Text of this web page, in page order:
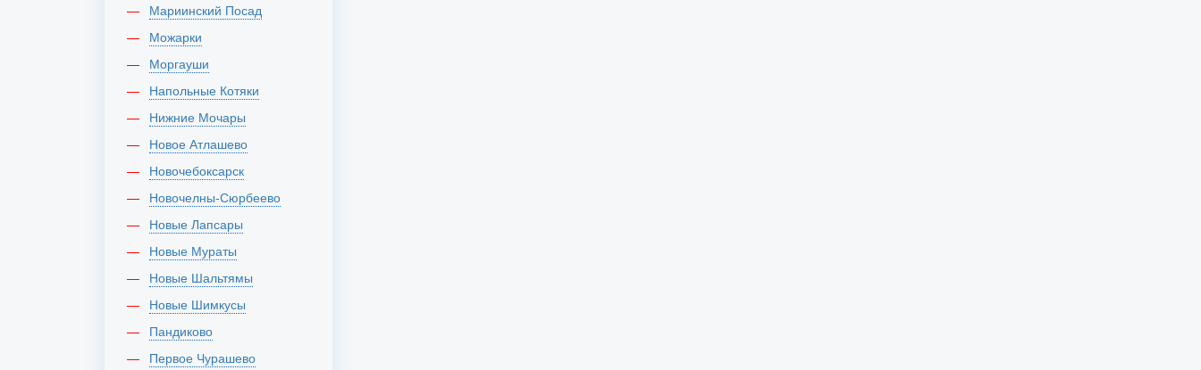
Мариинский Посад
Можарки
Моргауши
Напольные Котяки
Нижние Мочары
Новое Атлашево
Новочебоксарск
Новочелны-Сюрбеево
Новые Лапсары
Новые Мураты
Новые Шальтямы
Новые Шимкусы
Пандиково
Первое Чурашево